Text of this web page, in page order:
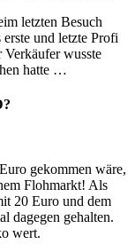
letzten Besuch
und letzte Profi
wusste
hatte …
gekommen wäre,
Flohmarkt! Als
20 Euro und dem
dagegen gehalten.
wert.